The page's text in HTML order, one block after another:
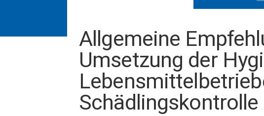
Allgemeine
Umsetzung der
Schädlingskontrolle